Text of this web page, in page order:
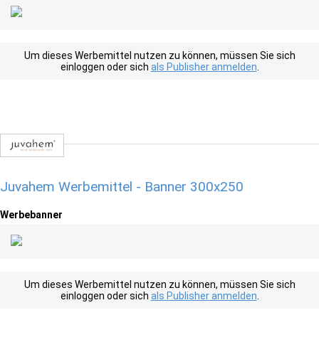
Um dieses Werbemittel nutzen zu können, müssen Sie sich
einloggen oder sich als Publisher anmelden
Juvahem Werbemittel - Banner 300x250
Werbebanner
Um dieses Werbemittel nutzen zu können, müssen Sie sich
einloggen oder sich als Publisher anmelden